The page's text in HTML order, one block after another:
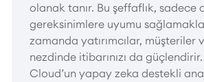
olanak tanır. Bu şeffaflık, sadece
gereksinimlere uyumu
zamanda yatırımcılar, müşteriler
nezdinde itibarınızı da güçlendirir.
Cloud’un yapay zeka destekli